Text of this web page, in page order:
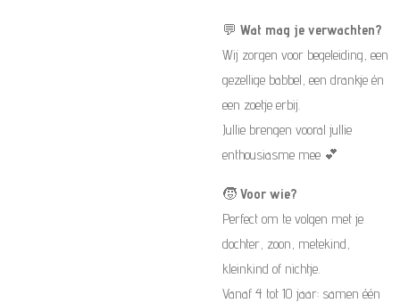
💬 Wat mag je verwachten?
Wij zorgen voor begeleiding, een
gezellige babbel, een drankje én
een zoetje erbij.
Jullie brengen vooral jullie
enthousiasme mee 💕
🧒 Voor wie?
Perfect om te volgen met je
dochter, zoon, metekind,
kleinkind of nichtje.
Vanaf 4 tot 10 jaar: samen één